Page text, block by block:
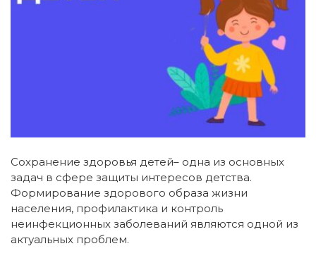
Сохранение здоровья детей– одна из основных
задач в сфере защиты интересов детства.
Формирование здорового образа жизни
населения, профилактика и контроль
неинфекционных заболеваний являются одной из
актуальных проблем.